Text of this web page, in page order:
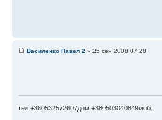
Василенко Павел 2 » 25 сен 2008 07:28
тел.+380532572607дом.+380503040849моб.